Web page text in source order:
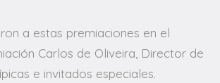
a estas premiaciones en el
Carlos de Oliveira, Director de
e invitados especiales.